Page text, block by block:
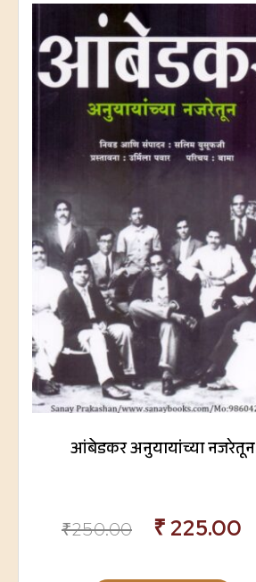
आंबेडकर अनुयायांच्या नजरेतून
₹250.00 ₹225.00